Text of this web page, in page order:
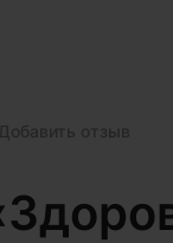
Добавить отзыв